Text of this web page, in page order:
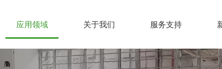
应用领域 关于我们 服务支持